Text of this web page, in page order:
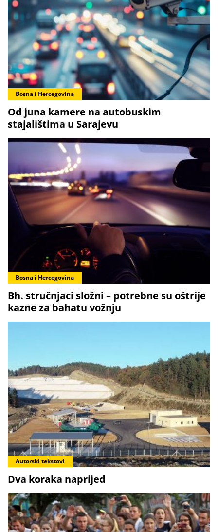
Bosna i Hercegovina
Od juna kamere na autobuskim
stajalištima u Sarajevu
Bosna i Hercegovina
Bh. stručnjaci složni – potrebne su oštrije
kazne za bahatu vožnju
Autorski tekstovi
Dva koraka naprijed